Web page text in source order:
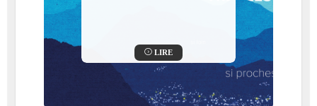
LIRE